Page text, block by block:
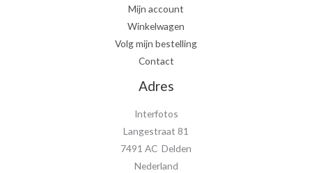
Mijn account
Winkelwagen
Volg mijn bestelling
Contact
Adres
Interfotos
Langestraat 81
7491 AC Delden
Nederland